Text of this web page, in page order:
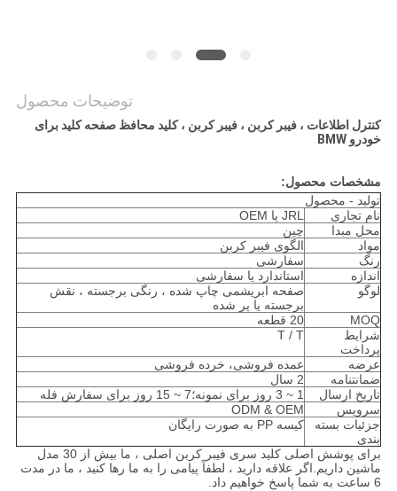
POLICY
توضیحات محصول
کنترل اطلاعات ، فیبر کربن ، فیبر کربن ، کلید محافظ صفحه کلید برای
خودرو BMW
مشخصات محصول:
تولید - محصول
نام تجاری
JRL یا OEM
محل مبدا
چین
مواد
الگوی فیبر کربن
رنگ
سفارشی
اندازه
استاندارد یا سفارشی
لوگو
صفحه ابریشمی چاپ شده ، رنگی برجسته ، نقش
برجسته یا پر شده
MOQ
20 قطعه
شرایط
پرداخت
T / T
عرضه
عمده فروشی، خرده فروشی
ضمانتنامه
2 سال
تاریخ ارسال
1 ~ 3 روز برای نمونه؛7 ~ 15 روز برای سفارش فله
سرویس
ODM & OEM
جزئیات بسته
بندی
کیسه PP به صورت رایگان
برای پوشش اصلی کلید سری فیبر کربن اصلی ، ما بیش از 30 مدل
ماشین داریم.اگر علاقه دارید ، لطفاً پیامی را به ما رها کنید ، ما در مدت
6 ساعت به شما پاسخ خواهیم داد.